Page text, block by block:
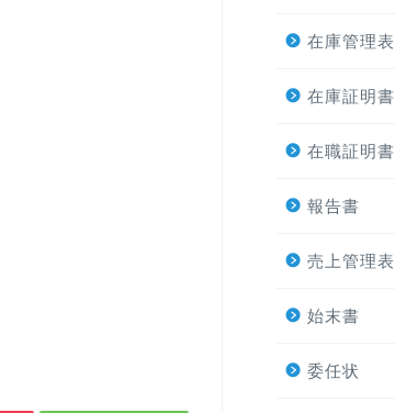
在庫管理表
在庫証明書
在職証明書
報告書
売上管理表
始末書
委任状